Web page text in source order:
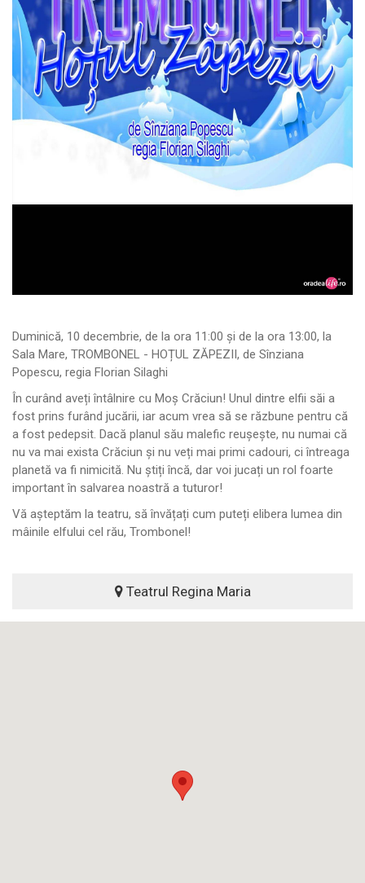
Duminică, 10 decembrie, de la ora 11:00 și de la ora 13:00, la
Sala Mare, TROMBONEL - HOȚUL ZĂPEZII, de Sînziana
Popescu, regia Florian Silaghi
În curând aveți întâlnire cu Moș Crăciun! Unul dintre elfii săi a
fost prins furând jucării, iar acum vrea să se răzbune pentru că
a fost pedepsit. Dacă planul său malefic reușește, nu numai că
nu va mai exista Crăciun și nu veți mai primi cadouri, ci întreaga
planetă va fi nimicită. Nu știți încă, dar voi jucați un rol foarte
important în salvarea noastră a tuturor!
Vă așteptăm la teatru, să învățați cum puteți elibera lumea din
mâinile elfului cel rău, Trombonel!
Teatrul Regina Maria